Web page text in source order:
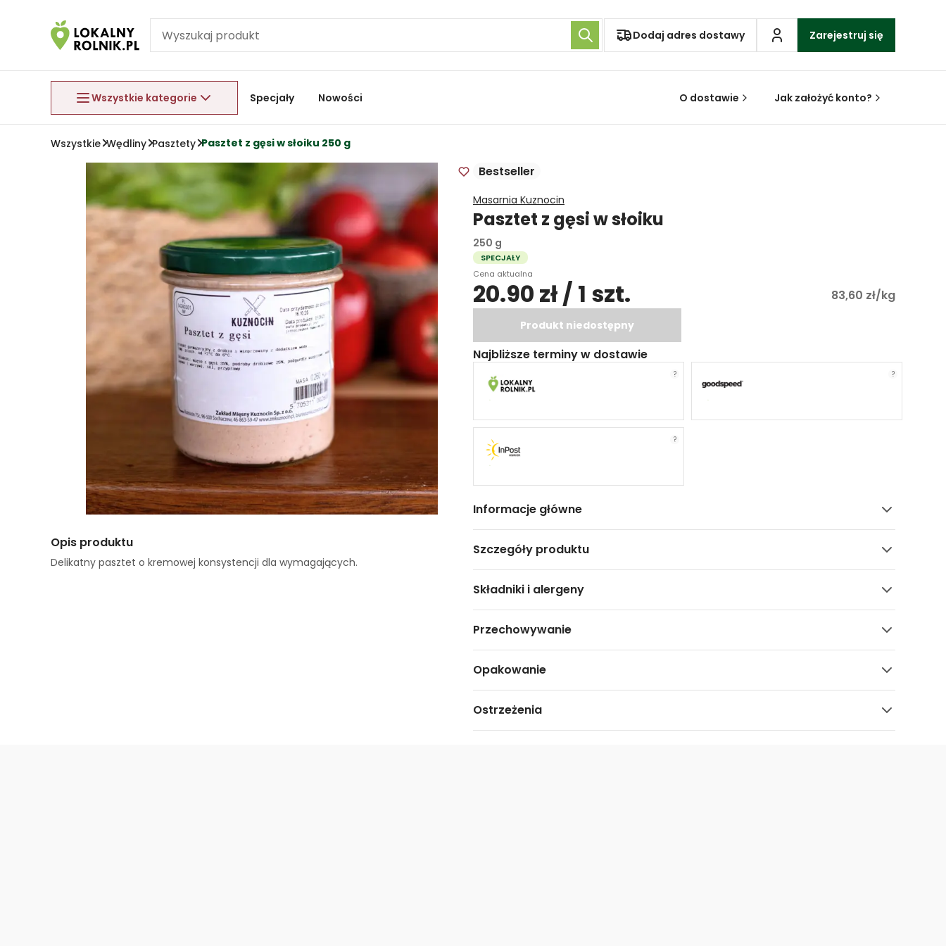
Dodaj adres dostawy Zarejestruj się
Wszystkie kategorie
Aby wyjść z menu, naciśnij przycisk Esc.
Specjały
Nowości O dostawie Jak założyć konto?
Wszystkie Wędliny Pasztety Pasztet z gęsi w słoiku 250 g
Opis produktu
Delikatny pasztet o kremowej konsystencji dla wymagających.
Bestseller
Masarnia Kuznocin
Pasztet z gęsi w słoiku
250 g
SPECJAŁY
Cena aktualna
20.90 zł / 1 szt. 83,60 zł/kg
Produkt niedostępny
Najbliższe terminy w dostawie
? ?
?
Informacje główne
Szczegóły produktu
Składniki i alergeny
Przechowywanie
Opakowanie
Ostrzeżenia